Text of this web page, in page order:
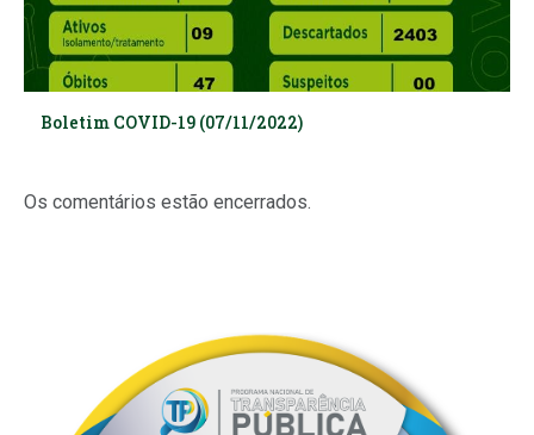
Boletim COVID-19 (07/11/2022)
Os comentários estão encerrados.